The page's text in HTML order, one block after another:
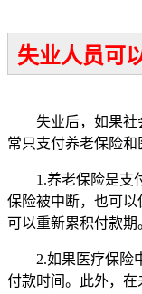
失业人员可
失业后，如果社
常只支付养老保险和
1.养老保险是支付
保险被中断，也可以
可以重新累积付款期
2.如果医疗保险中
付款时间。此外，